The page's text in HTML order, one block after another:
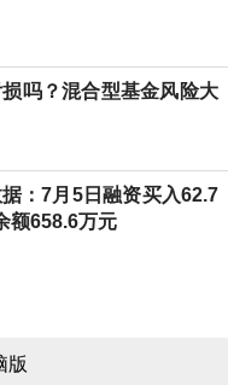
吗？混合型基金风险大
：7月5日融资买入62.7
额658.6万元
版